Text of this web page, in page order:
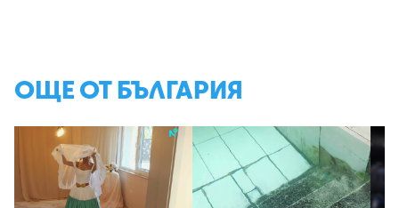
ОЩЕ ОТ БЪЛГАРИЯ